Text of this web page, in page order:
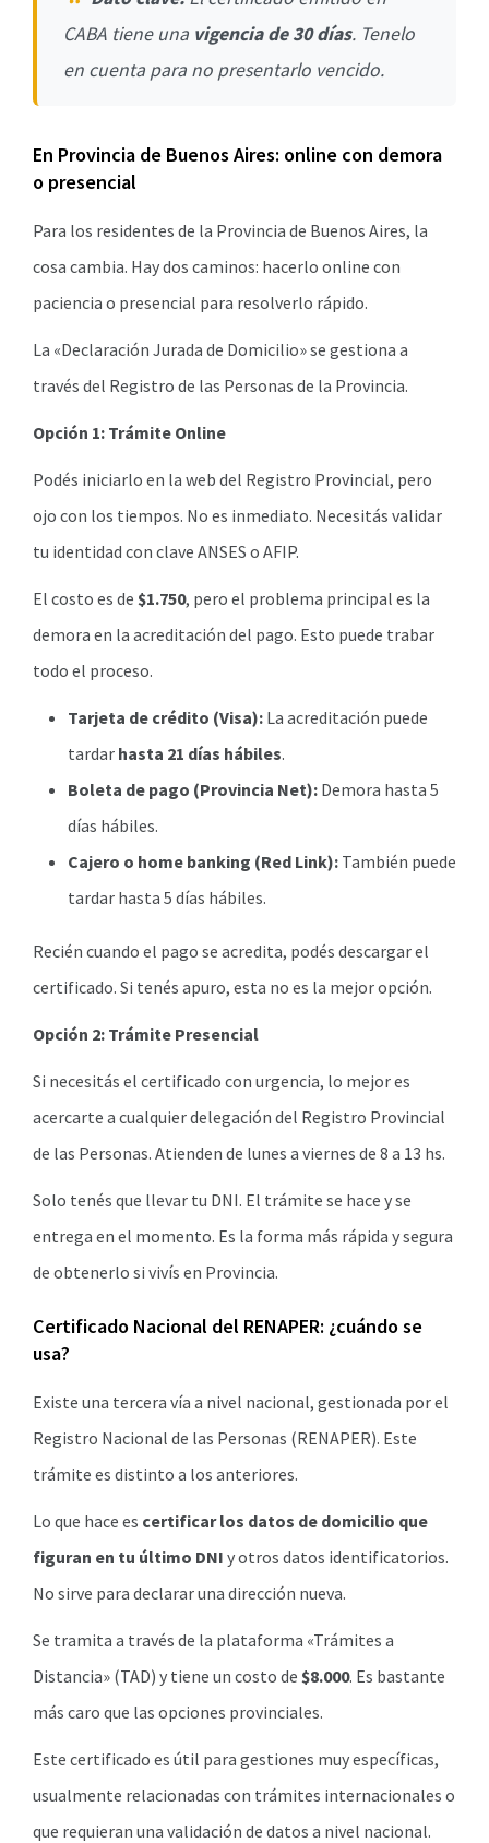
CABA tiene una vigencia de 30 días. Tenelo
en cuenta para no presentarlo vencido.
En Provincia de Buenos Aires: online con demora
o presencial
Para los residentes de la Provincia de Buenos Aires, la
cosa cambia. Hay dos caminos: hacerlo online con
paciencia o presencial para resolverlo rápido.
La «Declaración Jurada de Domicilio» se gestiona a
través del Registro de las Personas de la Provincia.
Opción 1: Trámite Online
Podés iniciarlo en la web del Registro Provincial, pero
ojo con los tiempos. No es inmediato. Necesitás validar
tu identidad con clave ANSES o AFIP.
El costo es de $1.750, pero el problema principal es la
demora en la acreditación del pago. Esto puede trabar
todo el proceso.
Tarjeta de crédito (Visa): La acreditación puede
tardar hasta 21 días hábiles.
Boleta de pago (Provincia Net): Demora hasta 5
días hábiles.
Cajero o home banking (Red Link): También puede
tardar hasta 5 días hábiles.
Recién cuando el pago se acredita, podés descargar el
certificado. Si tenés apuro, esta no es la mejor opción.
Opción 2: Trámite Presencial
Si necesitás el certificado con urgencia, lo mejor es
acercarte a cualquier delegación del Registro Provincial
de las Personas. Atienden de lunes a viernes de 8 a 13 hs.
Solo tenés que llevar tu DNI. El trámite se hace y se
entrega en el momento. Es la forma más rápida y segura
de obtenerlo si vivís en Provincia.
Certificado Nacional del RENAPER: ¿cuándo se
usa?
Existe una tercera vía a nivel nacional, gestionada por el
Registro Nacional de las Personas (RENAPER). Este
trámite es distinto a los anteriores.
Lo que hace es certificar los datos de domicilio que
figuran en tu último DNI y otros datos identificatorios.
No sirve para declarar una dirección nueva.
Se tramita a través de la plataforma «Trámites a
Distancia» (TAD) y tiene un costo de $8.000. Es bastante
más caro que las opciones provinciales.
Este certificado es útil para gestiones muy específicas,
usualmente relacionadas con trámites internacionales o
que requieran una validación de datos a nivel nacional.